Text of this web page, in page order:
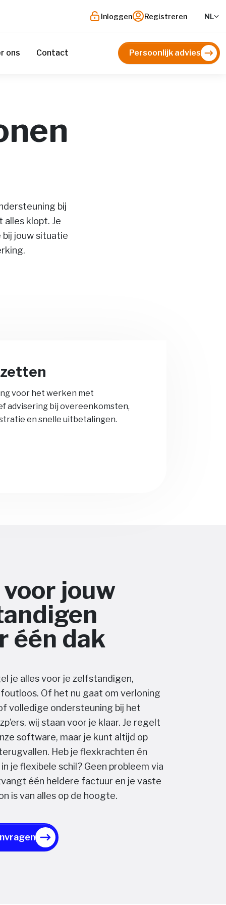
Inloggen Registreren NL
ons Contact Persoonlijk advies
bij
klopt. Je
bij jouw situatie
voor het werken met
advisering bij overeenkomsten,
en snelle uitbetalingen.
jouw
één dak
je alles voor je zelfstandigen,
Of het nu gaat om verloning
volledige ondersteuning bij het
wij staan voor je klaar. Je regelt
software, maar je kunt altijd op
Heb je flexkrachten én
je flexibele schil? Geen probleem via
één heldere factuur en je vaste
is van alles op de hoogte.